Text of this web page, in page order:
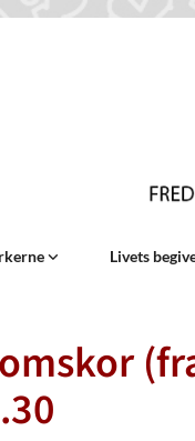
Livets